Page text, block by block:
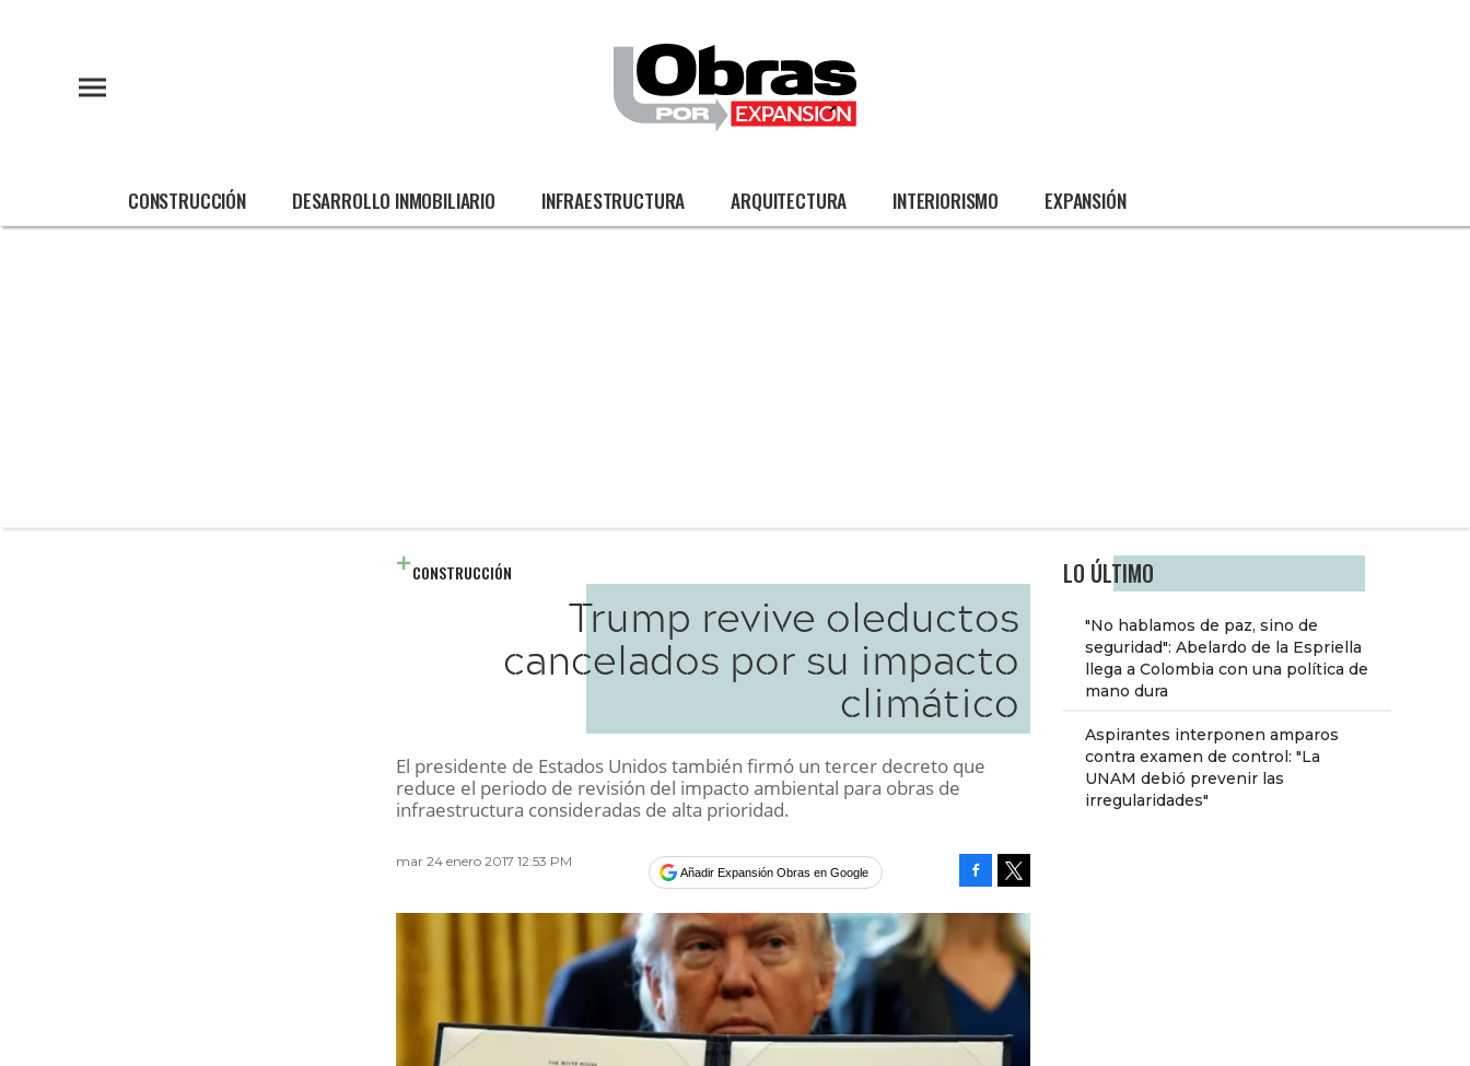
CONSTRUCCIÓN DESARROLLO INMOBILIARIO INFRAESTRUCTURA ARQUITECTURA INTERIORISMO EXPANSIÓN
LO ÚLTIMO
"No hablamos de paz, sino de
seguridad": Abelardo de la Espriella
llega a Colombia con una política de
mano dura
Aspirantes interponen amparos
contra examen de control: "La
UNAM debió prevenir las
irregularidades"
CONSTRUCCIÓN
Trump revive oleductos
cancelados por su impacto
climático
El presidente de Estados Unidos también firmó un tercer decreto que
reduce el periodo de revisión del impacto ambiental para obras de
infraestructura consideradas de alta prioridad.
mar 24 enero 2017 12:53 PM
Añadir Expansión Obras en Google